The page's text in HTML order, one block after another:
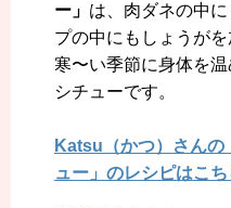
ー」 は、肉ダネの中
プの中にもしょうがを
寒〜い季節に身体を
シチューです。
Katsu（かつ）さんの
ュー」のレシピはこち